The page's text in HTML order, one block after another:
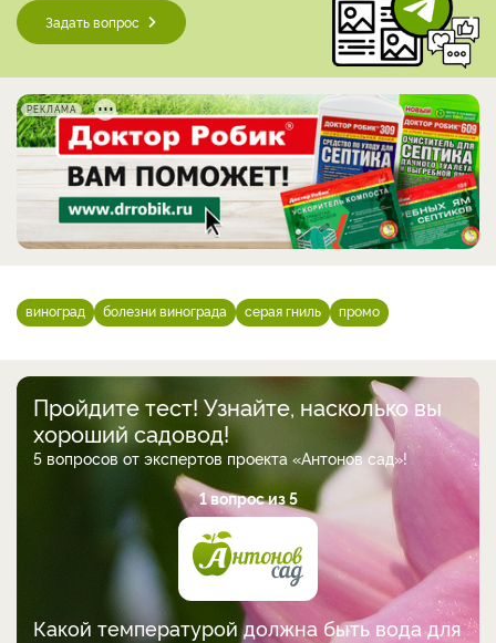
Задать вопрос
РЕКЛАМА
виноград болезни винограда серая гниль промо
Пройдите тест! Узнайте, насколько вы
хороший садовод!
5 вопросов от экспертов проекта «Антонов сад»!
1 вопрос из 5
Какой температурой должна быть вода для